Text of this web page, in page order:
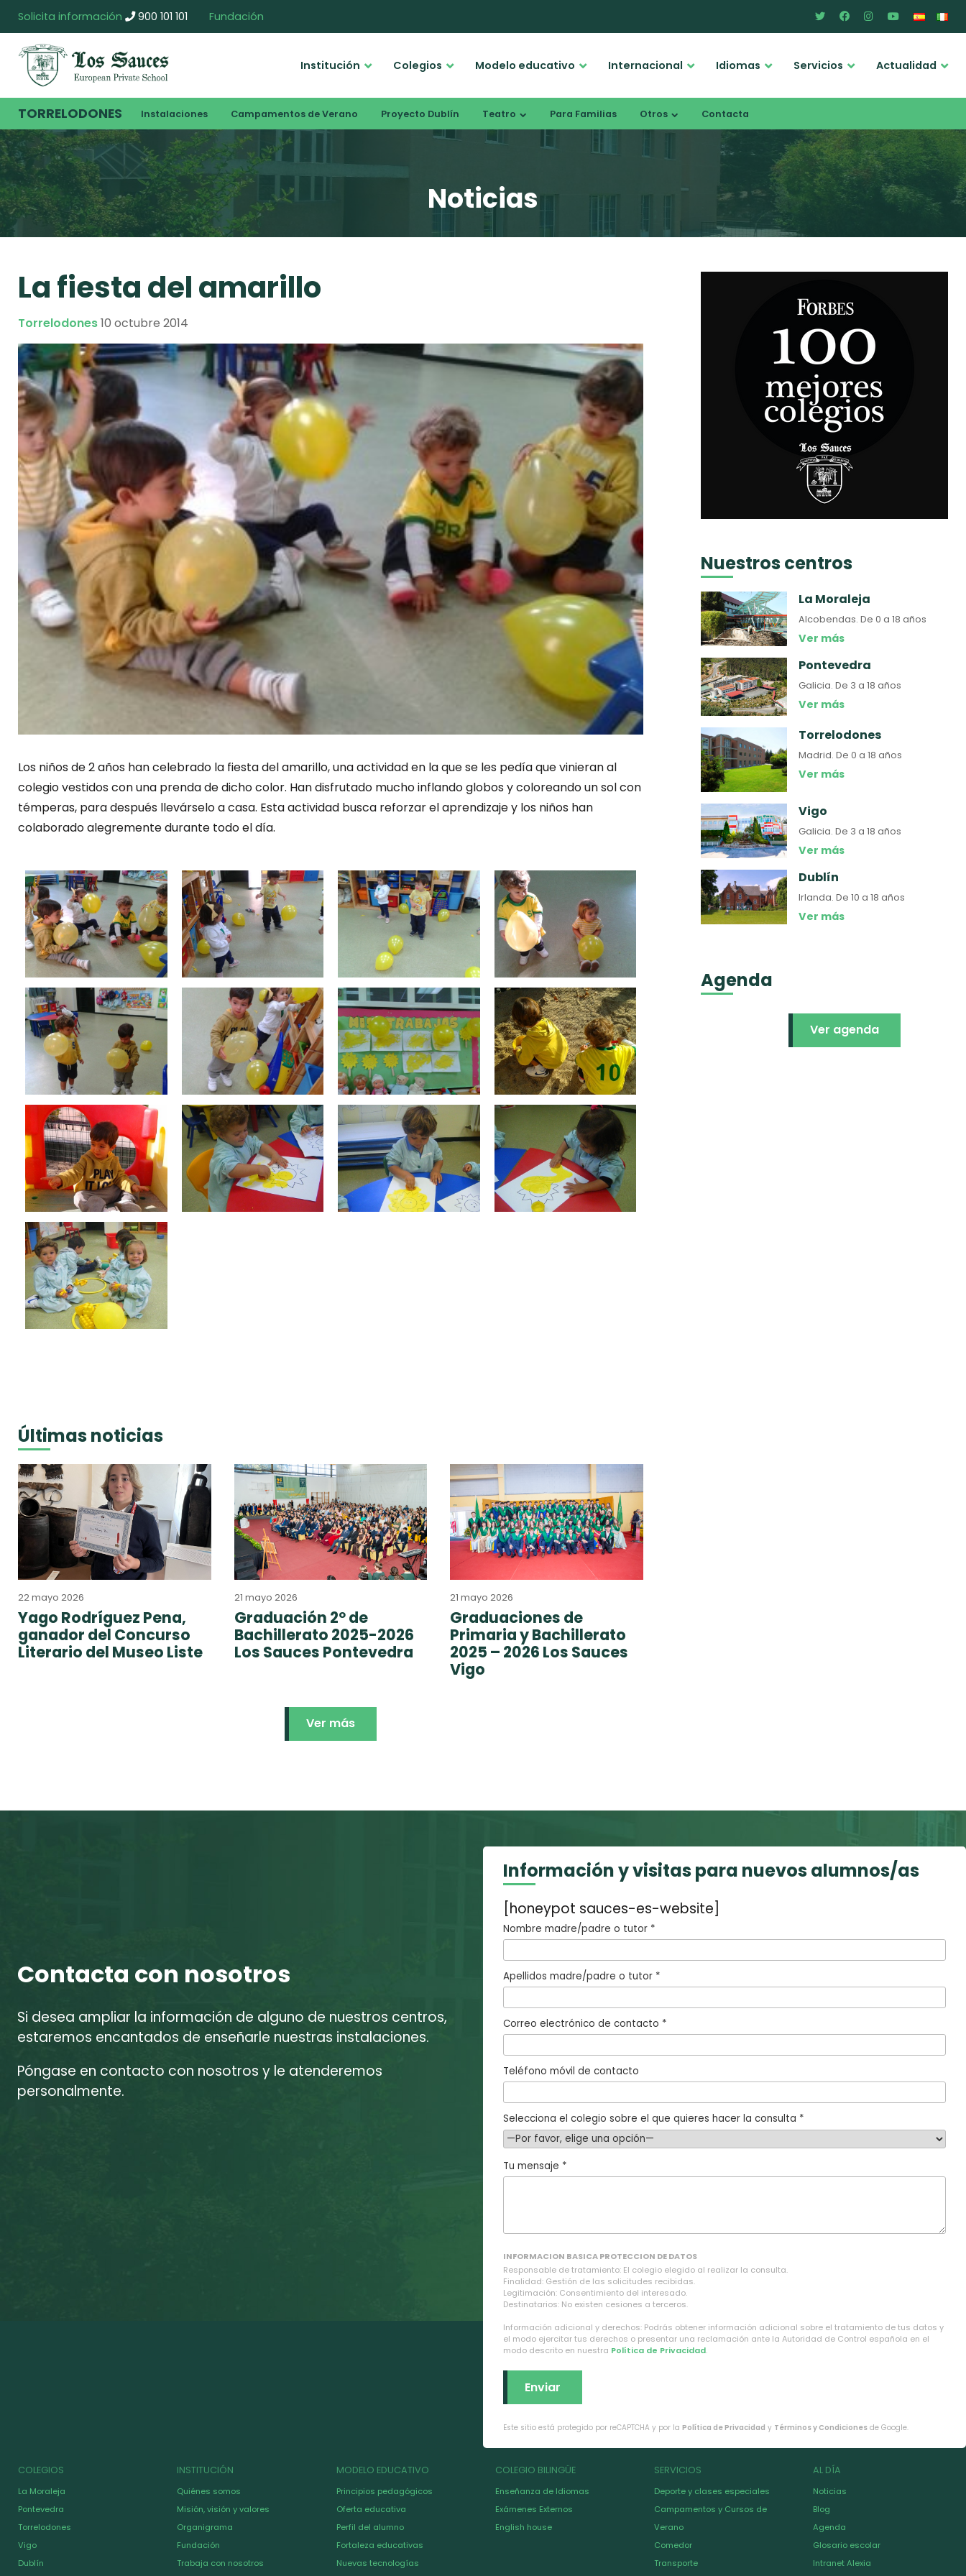
Solicita información 900 101 101 Fundación
Institución Colegios Modelo educativo Internacional Idiomas Servicios Actualidad
TORRELODONES Instalaciones Campamentos de Verano Proyecto Dublín Teatro Para Familias Otros Contacta
Noticias
La fiesta del amarillo
Torrelodones10 octubre 2014
Los niños de 2 años han celebrado la fiesta del amarillo, una actividad en la que se les pedía que vinieran al
colegio vestidos con una prenda de dicho color. Han disfrutado mucho inflando globos y coloreando un sol con
témperas, para después llevárselo a casa. Esta actividad busca reforzar el aprendizaje y los niños han
colaborado alegremente durante todo el día.
Últimas noticias
22 mayo 2026
Yago Rodríguez Pena,
ganador del Concurso
Literario del Museo Liste
21 mayo 2026
Graduación 2º de
Bachillerato 2025-2026
Los Sauces Pontevedra
21 mayo 2026
Graduaciones de
Primaria y Bachillerato
2025 – 2026 Los Sauces
Vigo
Ver más
Nuestros centros
La Moraleja
Alcobendas.De 0 a 18 años
Ver más
Pontevedra
Galicia.De 3 a 18 años
Ver más
Torrelodones
Madrid.De 0 a 18 años
Ver más
Vigo
Galicia.De 3 a 18 años
Ver más
Dublín
Irlanda.De 10 a 18 años
Ver más
Agenda
Ver agenda
Contacta con nosotros
Si desea ampliar la información de alguno de nuestros centros,
estaremos encantados de enseñarle nuestras instalaciones.
Póngase en contacto con nosotros y le atenderemos
personalmente.
Información y visitas para nuevos alumnos/as
[honeypot sauces-es-website]
Nombre madre/padre o tutor *
Apellidos madre/padre o tutor *
Correo electrónico de contacto *
Teléfono móvil de contacto
Selecciona el colegio sobre el que quieres hacer la consulta *
Tu mensaje *
INFORMACION BASICA PROTECCION DE DATOS
Responsable de tratamiento: El colegio elegido al realizar la consulta.
Finalidad: Gestión de las solicitudes recibidas.
Legitimación: Consentimiento del interesado.
Destinatarios: No existen cesiones a terceros.
Información adicional y derechos: Podrás obtener información adicional sobre el tratamiento de tus datos y
el modo ejercitar tus derechos o presentar una reclamación ante la Autoridad de Control española en el
modo descrito en nuestra Política de Privacidad.
Este sitio está protegido por reCAPTCHA y por la Política de Privacidad y Términos y Condiciones de Google.
COLEGIOS
La Moraleja
Pontevedra
Torrelodones
Vigo
Dublín
INSTITUCIÓN
Quiénes somos
Misión, visión y valores
Organigrama
Fundación
Trabaja con nosotros
MODELO EDUCATIVO
Principios pedagógicos
Oferta educativa
Perfil del alumno
Fortaleza educativas
Nuevas tecnologías
COLEGIO BILINGÜE
Enseñanza de Idiomas
Exámenes Externos
English house
SERVICIOS
Deporte y clases especiales
Campamentos y Cursos de
Verano
Comedor
Transporte
AL DÍA
Noticias
Blog
Agenda
Glosario escolar
Intranet Alexia